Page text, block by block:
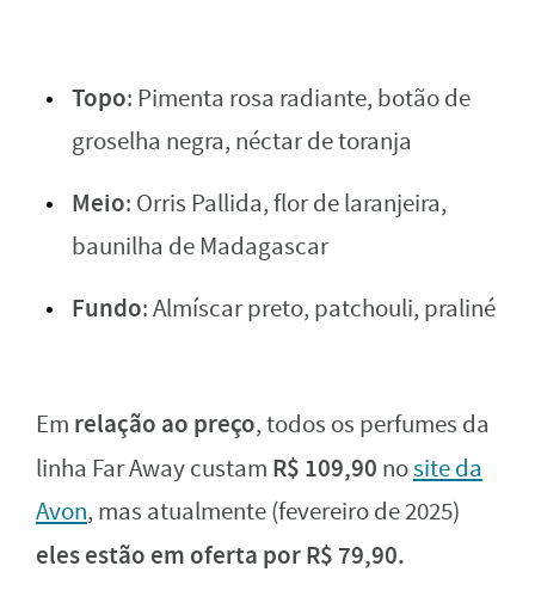
Topo: Pimenta rosa radiante, botão de
groselha negra, néctar de toranja
Meio: Orris Pallida, flor de laranjeira,
baunilha de Madagascar
Fundo: Almíscar preto, patchouli, praliné
Em relação ao preço, todos os perfumes da
linha Far Away custam R$ 109,90 nosite da
Avon, mas atualmente (fevereiro de 2025)
eles estão em oferta por R$ 79,90.